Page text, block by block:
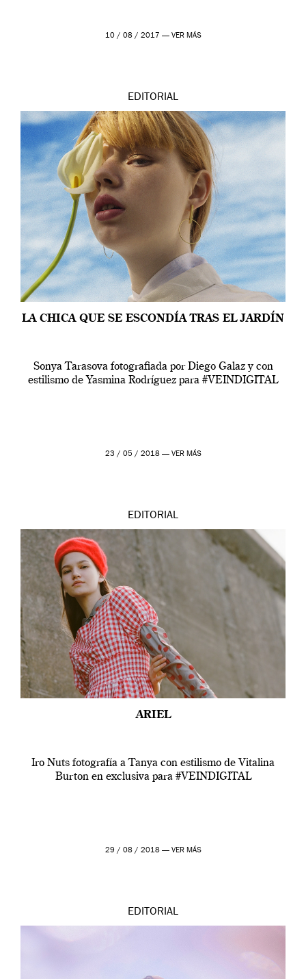
10 / 08 / 2017 — VER MÁS
EDITORIAL
LA CHICA QUE SE ESCONDÍA TRAS EL JARDÍN
Sonya Tarasova fotografiada por Diego Galaz y con
estilismo de Yasmina Rodríguez para #VEINDIGITAL
23 / 05 / 2018 — VER MÁS
EDITORIAL
ARIEL
Iro Nuts fotografía a Tanya con estilismo de Vitalina
Burton en exclusiva para #VEINDIGITAL
29 / 08 / 2018 — VER MÁS
EDITORIAL